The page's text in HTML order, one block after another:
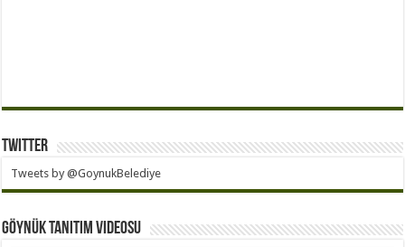
Twitter
Tweets by @GoynukBelediye
Göynük Tanıtım Videosu